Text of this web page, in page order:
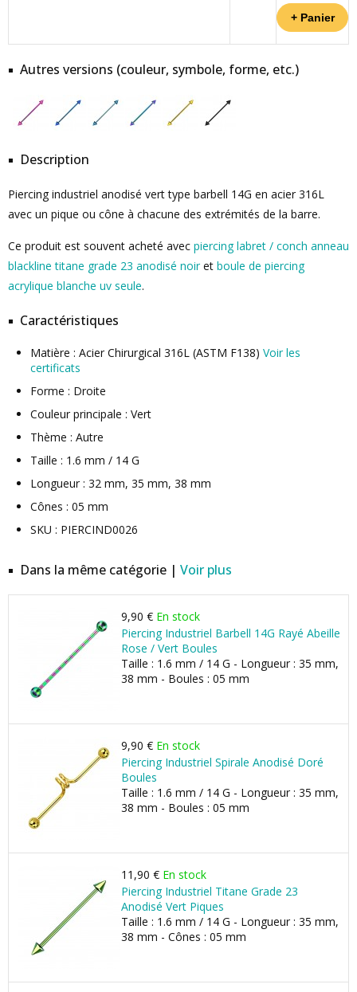
Autres versions (couleur, symbole, forme, etc.)
Description
Piercing industriel anodisé vert type barbell 14G en acier 316L
avec un pique ou cône à chacune des extrémités de la barre.
Ce produit est souvent acheté avec piercing labret / conch anneau
blackline titane grade 23 anodisé noiret boule de piercing
acrylique blanche uv seule.
Caractéristiques
Matière : Acier Chirurgical 316L (ASTM F138) Voir les
certificats
Forme : Droite
Couleur principale : Vert
Thème : Autre
Taille : 1.6 mm / 14 G
Longueur : 32 mm, 35 mm, 38 mm
Cônes : 05 mm
SKU : PIERCIND0026
Dans la même catégorie | Voir plus
9,90 € En stock
Piercing Industriel Barbell 14G Rayé Abeille
Rose / Vert Boules
Taille : 1.6 mm / 14 G - Longueur : 35 mm,
38 mm - Boules : 05 mm
9,90 € En stock
Piercing Industriel Spirale Anodisé Doré
Boules
Taille : 1.6 mm / 14 G - Longueur : 35 mm,
38 mm - Boules : 05 mm
11,90 € En stock
Piercing Industriel Titane Grade 23
Anodisé Vert Piques
Taille : 1.6 mm / 14 G - Longueur : 35 mm,
38 mm - Cônes : 05 mm